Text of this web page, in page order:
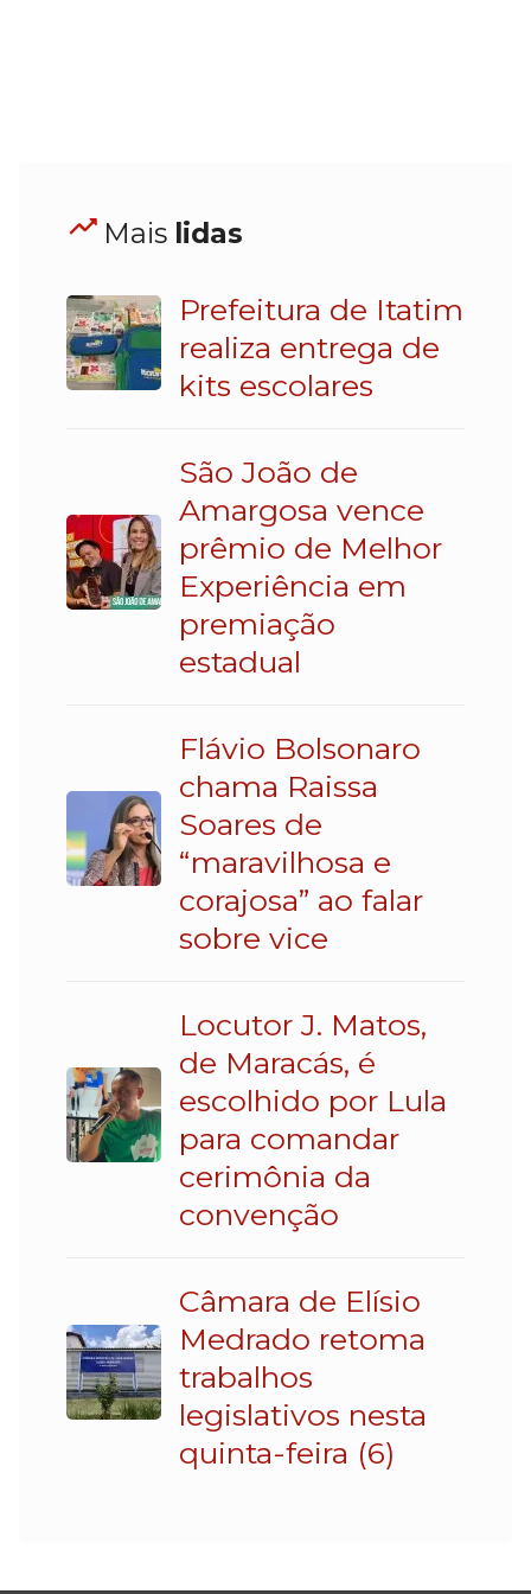
Mais lidas
Prefeitura de Itatim
realiza entrega de
kits escolares
São João de
Amargosa vence
prêmio de Melhor
Experiência em
premiação
estadual
Flávio Bolsonaro
chama Raissa
Soares de
“maravilhosa e
corajosa” ao falar
sobre vice
Locutor J. Matos,
de Maracás, é
escolhido por Lula
para comandar
cerimônia da
convenção
Câmara de Elísio
Medrado retoma
trabalhos
legislativos nesta
quinta-feira (6)